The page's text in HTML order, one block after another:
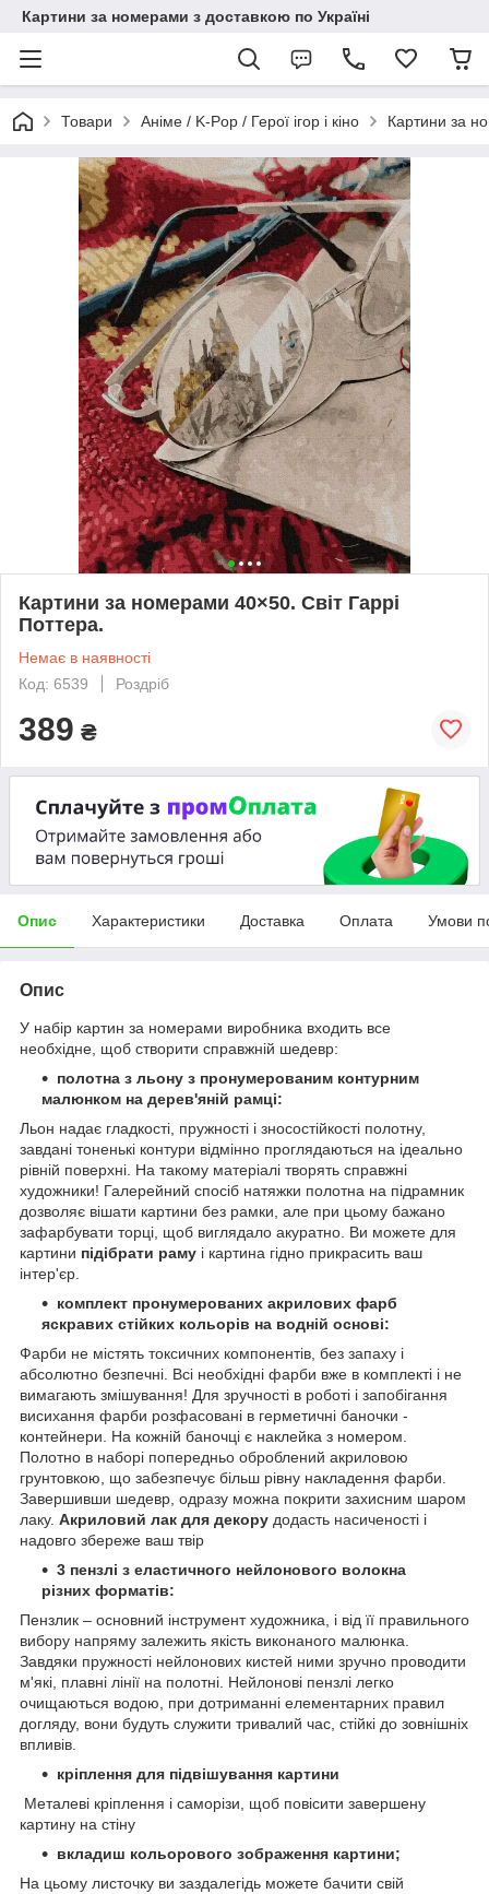
Картини за номерами з доставкою по Україні
Товари Аніме / K-Pop / Герої ігор і кіно Картини за
Картини за номерами 40×50. Світ Гаррі
Поттера.
Немає в наявності
Код: 6539
Роздріб
389 ₴
Опис Характеристики Доставка Оплата Умови
Опис
У набір картин за номерами виробника входить все
необхідне, щоб створити справжній шедевр:
полотна з льону з пронумерованим контурним
малюнком на дерев'яній рамці:
Льон надає гладкості, пружності і зносостійкості полотну,
завдані тоненькі контури відмінно проглядаються на ідеально
рівній поверхні. На такому матеріалі творять справжні
художники! Галерейний спосіб натяжки полотна на підрамник
дозволяє вішати картини без рамки, але при цьому бажано
зафарбувати торці, щоб виглядало акуратно. Ви можете для
картини підібрати раму і картина гідно прикрасить ваш
інтер'єр.
комплект пронумерованих акрилових фарб
яскравих стійких кольорів на водній основі:
Фарби не містять токсичних компонентів, без запаху і
абсолютно безпечні. Всі необхідні фарби вже в комплекті і не
вимагають змішування! Для зручності в роботі і запобігання
висихання фарби розфасовані в герметичні баночки -
контейнери. На кожній баночці є наклейка з номером.
Полотно в наборі попередньо оброблений акриловою
грунтовкою, що забезпечує більш рівну накладення фарби.
Завершивши шедевр, одразу можна покрити захисним шаром
лаку. Акриловий лак для декору додасть насиченості і
надовго збереже ваш твір
3 пензлі з еластичного нейлонового волокна
різних форматів:
Пензлик – основний інструмент художника, і від її правильного
вибору напряму залежить якість виконаного малюнка.
Завдяки пружності нейлонових кистей ними зручно проводити
м'які, плавні лінії на полотні. Нейлонові пензлі легко
очищаються водою, при дотриманні елементарних правил
догляду, вони будуть служити тривалий час, стійкі до зовнішніх
впливів.
кріплення для підвішування картини
Металеві кріплення і саморізи, щоб повісити завершену
картину на стіну
вкладиш кольорового зображення картини;
На цьому листочку ви заздалегідь можете бачити свій